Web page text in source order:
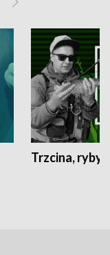
Trzcina, ryby